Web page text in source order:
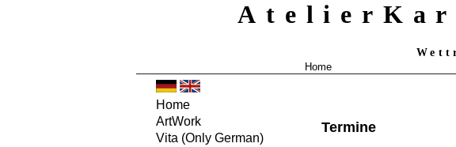
Home
Termine
Home
ArtWork
Vita (Only German)